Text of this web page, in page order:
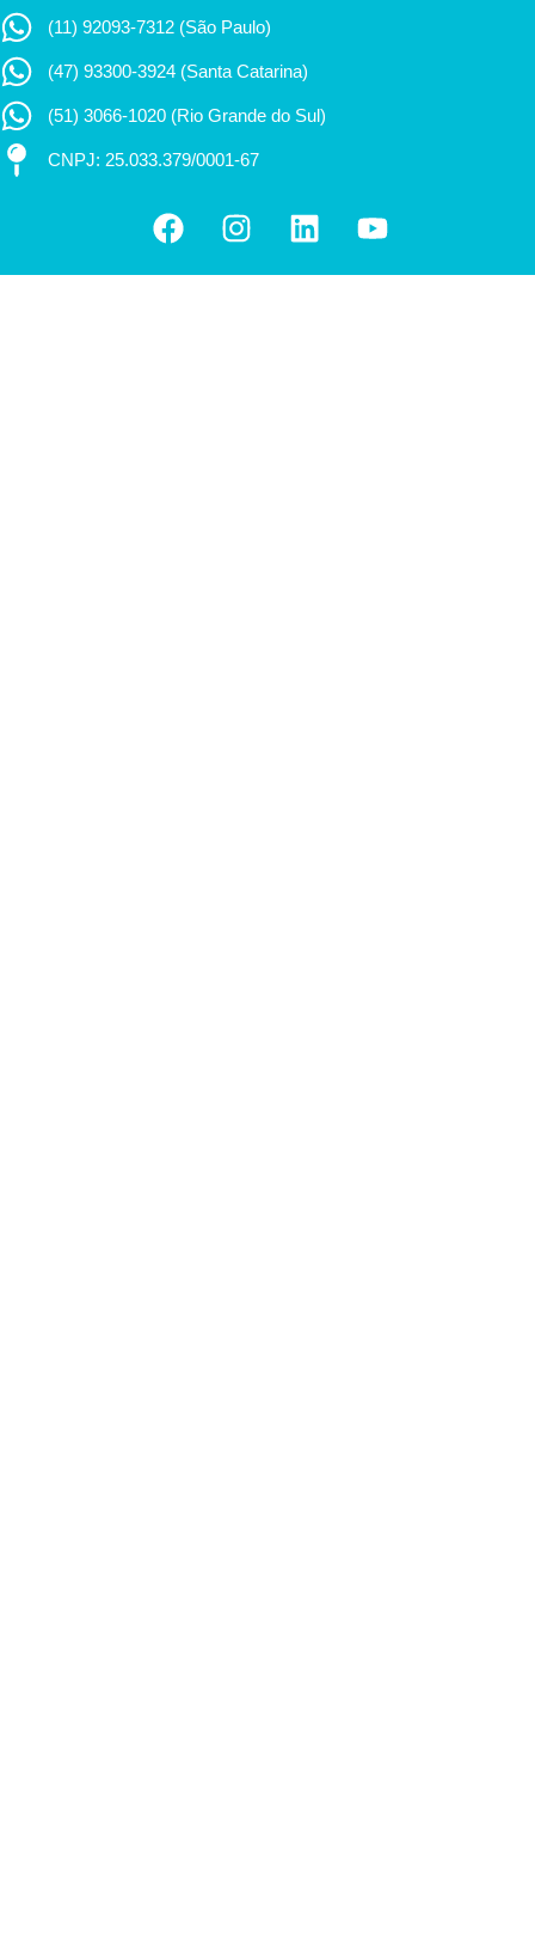
(11) 92093-7312 (São Paulo)
(47) 93300-3924 (Santa Catarina)
(51) 3066-1020 (Rio Grande do Sul)
CNPJ: 25.033.379/0001-67